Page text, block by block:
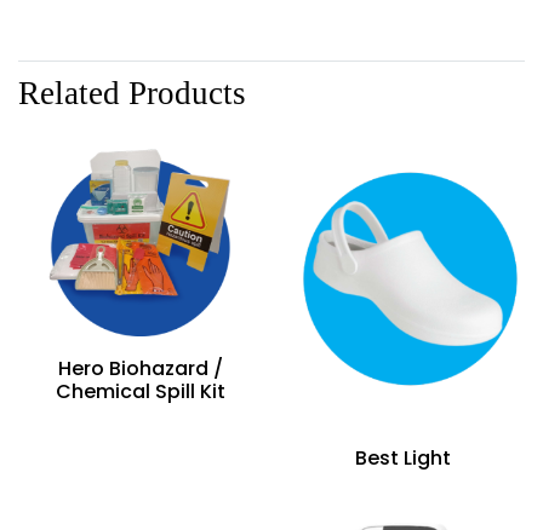
Related Products
Hero Biohazard /
Chemical Spill Kit
Best Light